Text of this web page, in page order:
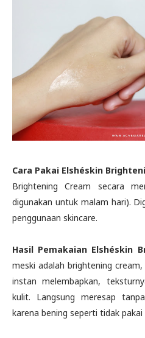
Cara Pakai Elshéskin
Brightening Cream secara
digunakan untuk malam hari).
penggunaan skincare.
Hasil Pemakaian Elshéskin
meski adalah brightening
instan melembapkan,
kulit. Langsung meresap
karena bening seperti tidak